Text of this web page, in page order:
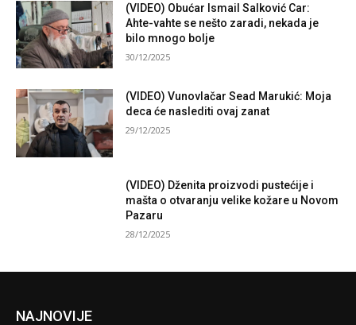
(VIDEO) Obućar Ismail Salković Car:
Ahte-vahte se nešto zaradi, nekada je
bilo mnogo bolje
30/12/2025
(VIDEO) Vunovlačar Sead Marukić: Moja
deca će naslediti ovaj zanat
29/12/2025
(VIDEO) Dženita proizvodi pustećije i
mašta o otvaranju velike kožare u Novom
Pazaru
28/12/2025
NAJNOVIJE